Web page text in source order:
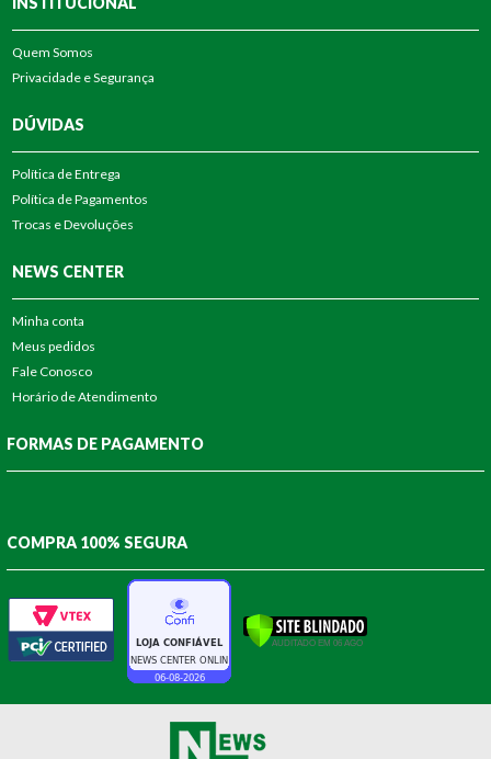
Quem Somos
Privacidade e Segurança
DÚVIDAS
Política de Entrega
Política de Pagamentos
Trocas e Devoluções
NEWS CENTER
Minha conta
Meus pedidos
Fale Conosco
Horário de Atendimento
FORMAS DE PAGAMENTO
COMPRA 100% SEGURA